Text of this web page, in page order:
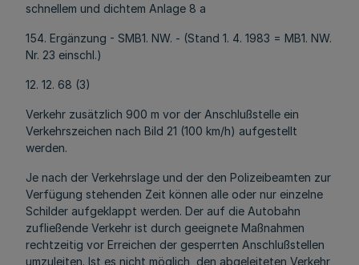
schnellem und dichtem Anlage 8 a
154. Ergänzung - SMB1. NW. - (Stand 1. 4. 1983 = MB1. NW.
Nr. 23 einschl.)
12. 12. 68 (3)
Verkehr zusätzlich 900 m vor der Anschlußstelle ein
Verkehrszeichen nach Bild 21 (100 km/h) aufgestellt
werden.
Je nach der Verkehrslage und der den Polizeibeamten zur
Verfügung stehenden Zeit können alle oder nur einzelne
Schilder aufgeklappt werden. Der auf die Autobahn
zufließende Verkehr ist durch geeignete Maßnahmen
rechtzeitig vor Erreichen der gesperrten Anschlußstellen
umzuleiten. Ist es nicht möglich, den abgeleiteten Verkehr